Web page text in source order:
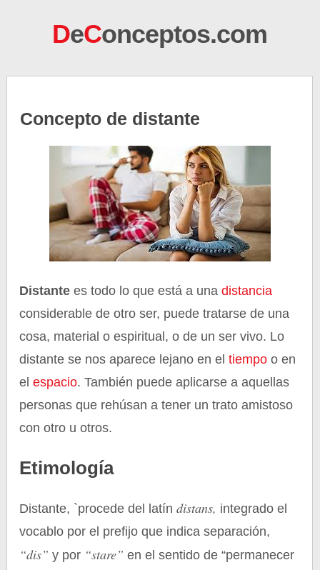
DeConceptos.com
Concepto de distante
Distante es todo lo que está a una distancia
considerable de otro ser, puede tratarse de una
cosa, material o espiritual, o de un ser vivo. Lo
distante se nos aparece lejano en eltiempo o en
elespacio. También puede aplicarse a aquellas
personas que rehúsan a tener un trato amistoso
con otro u otros.
Etimología
Distante, `procede del latíndistans, integrado el
vocablo por el prefijo que indica separación,
“dis”y por “stare”en el sentido de “permanecer